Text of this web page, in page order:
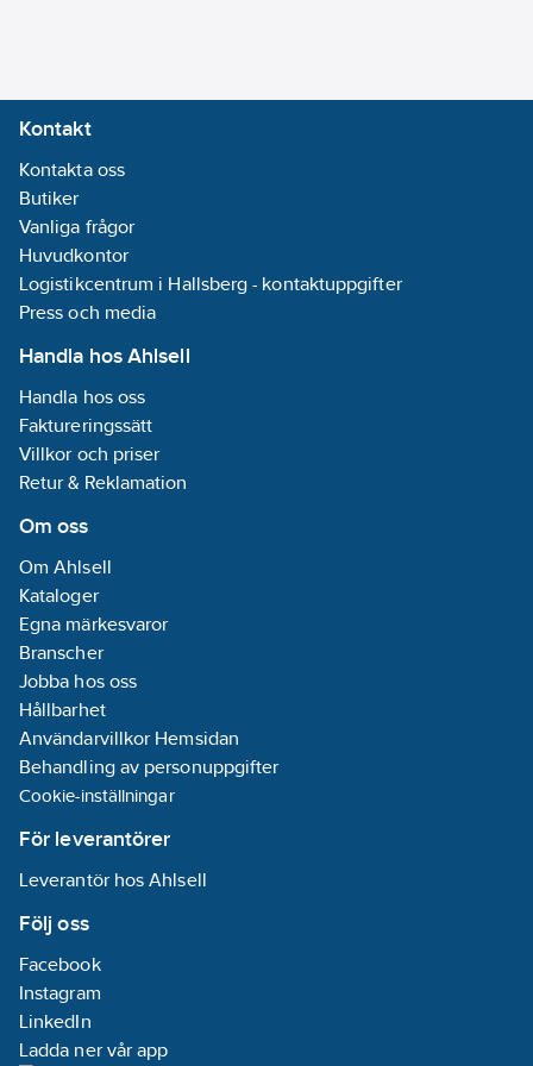
Kontakt
Kontakta oss
Butiker
Vanliga frågor
Huvudkontor
Logistikcentrum i Hallsberg - kontaktuppgifter
Press och media
Handla hos Ahlsell
Handla hos oss
Faktureringssätt
Villkor och priser
Retur & Reklamation
Om oss
Om Ahlsell
Kataloger
Egna märkesvaror
Branscher
Jobba hos oss
Hållbarhet
Användarvillkor Hemsidan
Behandling av personuppgifter
Cookie-inställningar
För leverantörer
Leverantör hos Ahlsell
Följ oss
Facebook
Instagram
LinkedIn
Ladda ner vår app